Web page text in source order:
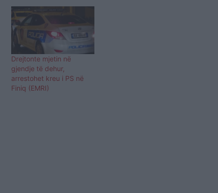
Drejtonte mjetin në
gjendje të dehur,
arrestohet kreu i PS në
Finiq (EMRI)